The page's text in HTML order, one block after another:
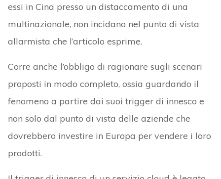
essi in Cina presso un distaccamento di una
multinazionale, non incidano nel punto di vista
allarmista che l’articolo esprime.
Corre anche l’obbligo di ragionare sugli scenari
proposti in modo completo, ossia guardando il
fenomeno a partire dai suoi trigger di innesco e
non solo dal punto di vista delle aziende che
dovrebbero investire in Europa per vendere i loro
prodotti.